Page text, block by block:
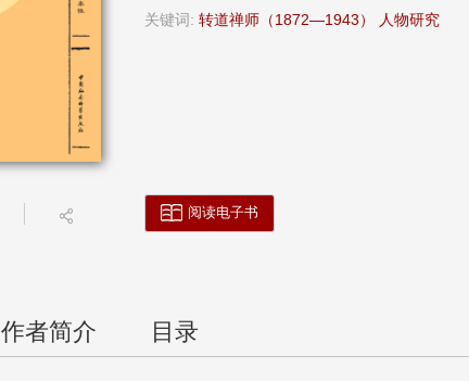
关键词: 转道禅师（1872—1943） 人物研究
阅读电子书
作者简介 目录